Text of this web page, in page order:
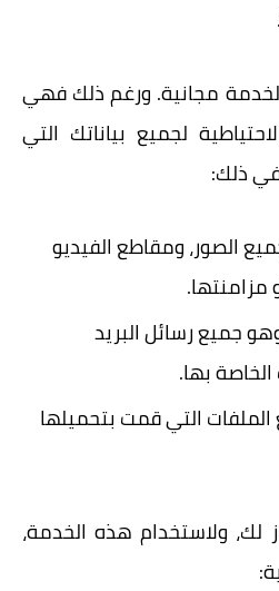
الخدمة مجانية. ورغم ذلك فهي
لجميع بياناتك التي
ذلك:
الصور، ومقاطع الفيديو
مزامنتها.
جميع رسائل البريد
الخاصة بها.
التي قمت بتحميلها
لك، ولاستخدام هذه الخدمة،